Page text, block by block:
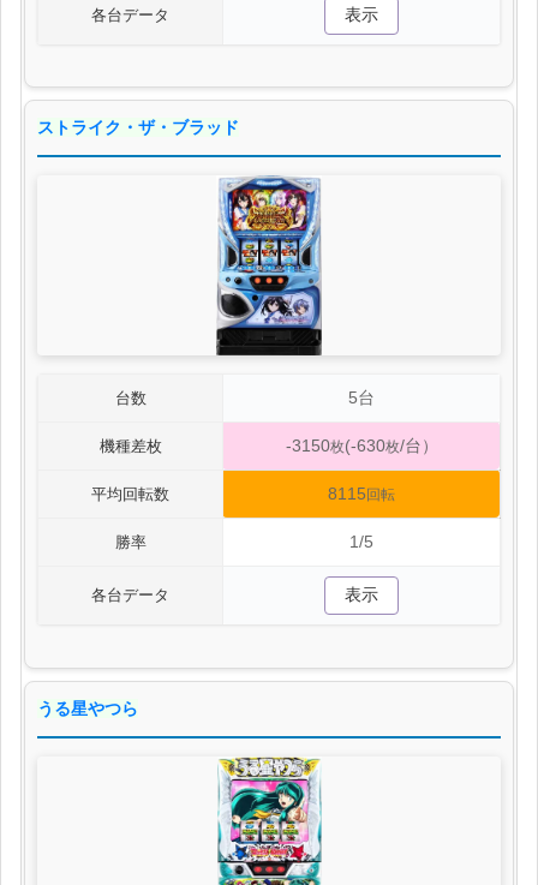
各台データ 表示
ストライク・ザ・ブラッド
台数 5台
機種差枚 -3150枚(-630枚/台）
平均回転数 8115 回転
勝率 1/5
各台データ 表示
うる星やつら